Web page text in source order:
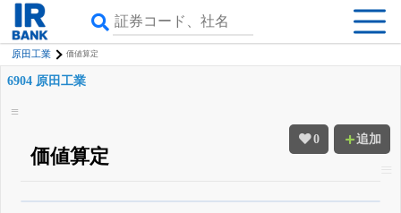
原田工業 価値算定
0 追加
6904 原田工業
価値算定